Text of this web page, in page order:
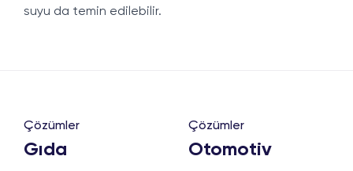
suyu da temin edilebilir.
Çözümler
Gıda
Çözümler
Otomotiv